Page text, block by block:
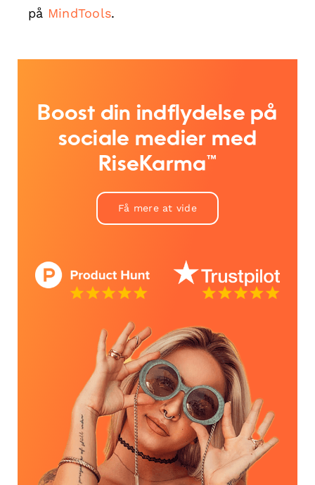
på MindTools.
Boost din indflydelse på
sociale medier med
RiseKarma™
Få mere at vide